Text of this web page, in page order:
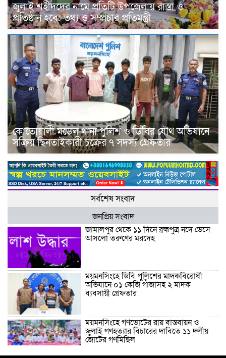
জুলাই শহীদদের নামে প্রতিটি উপজেলায় রাস্তা ও
প্রতিষ্ঠান হবে: তথ্য ও সম্প্রচার প্রতিমন্ত্রী
কোতোয়ালী মডেল থানা পুলিশ ও ডিবির যৌথ অভিযানে
সক্রিয় ছিনতাইকারী চক্রের ৭ সদস্য গ্রেফতার
সর্বশেষ সংবাদ
জনপ্রিয় সংবাদ
জামালপুর থেকে ১১ দিনে ব্রহ্মপুত্র নদে ভেসে
আসলো তরুণের মরদেহ
ময়মনসিংহে ডিবি পুলিশের মাদকবিরোধী
অভিযানে ০১ কেজি গাঁজাসহ ২ মাদক
ব্যবসায়ী গ্রেফতার
ময়মনসিংহে গণভোটের রায় বাস্তবায়ন ও
জুলাই গণহত্যার বিচারের দাবিতে ১১ দলীয়
জোটের গণমিছিল